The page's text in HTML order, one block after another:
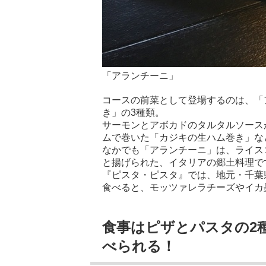
「アランチーニ」
コースの前菜として登場するのは、
き」の3種類。
サーモンとアボカドのタルタルソー
ムで巻いた「カジキの生ハム巻き」
なかでも「アランチーニ」は、ライ
と揚げられた、イタリアの郷土料理で
『ピスタ・ピスタ』では、地元・千
食べると、モッツァレラチーズやイ
食事はピザとパスタの2
べられる！